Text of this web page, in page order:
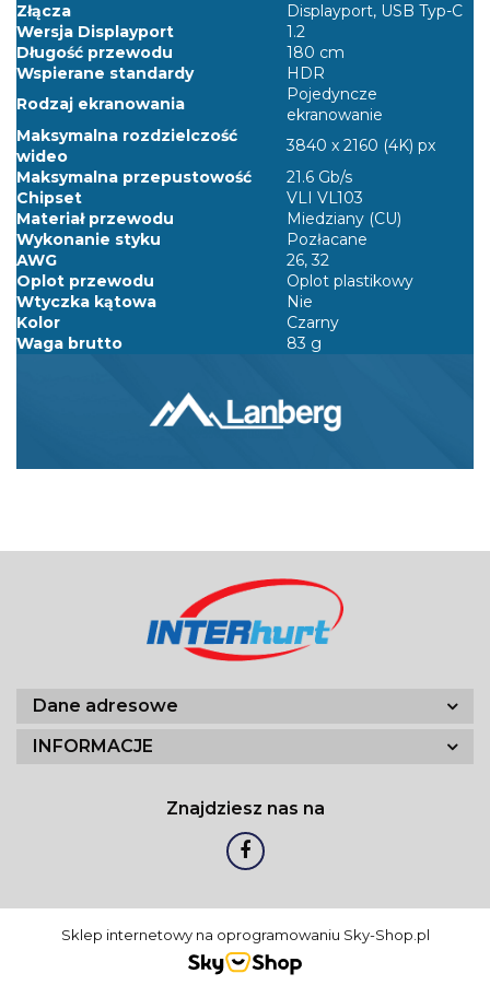
Złącza
Displayport, USB Typ-C
Wersja Displayport
1.2
Długość przewodu
180 cm
Wspierane standardy
HDR
Rodzaj ekranowania
Pojedyncze
ekranowanie
Maksymalna rozdzielczość
wideo
3840 x 2160 (4K) px
Maksymalna przepustowość
21.6 Gb/s
Chipset
VLI VL103
Materiał przewodu
Miedziany (CU)
Wykonanie styku
Pozłacane
AWG
26, 32
Oplot przewodu
Oplot plastikowy
Wtyczka kątowa
Nie
Kolor
Czarny
Waga brutto
83 g
Dane adresowe
INFORMACJE
Znajdziesz nas na
Sklep internetowy na oprogramowaniu Sky-Shop.pl